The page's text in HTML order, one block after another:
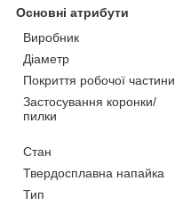
Основні атрибути
Виробник
Діаметр
Покриття робочої частини
Застосування коронки/
пилки
Стан
Твердосплавна напайка
Тип